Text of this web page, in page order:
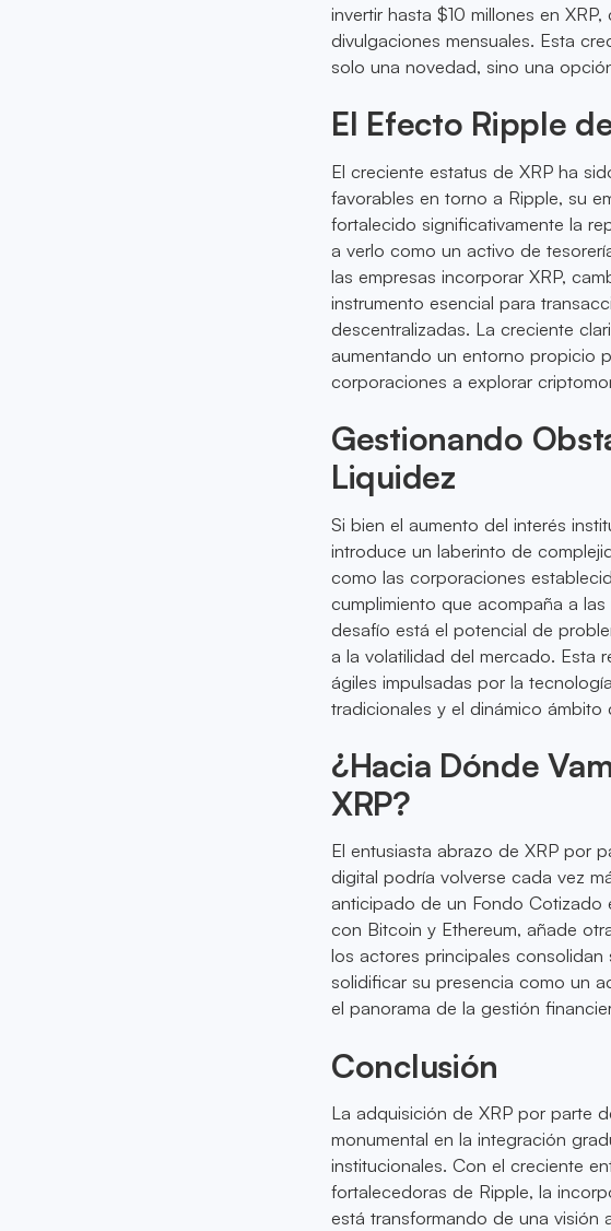
invertir hasta $10 millones en
divulgaciones mensuales. Esta
solo una novedad, sino una
El Efecto Ripple
El creciente estatus de XRP ha
favorables en torno a Ripple, su
fortalecido significativamente la
a verlo como un activo de
las empresas incorporar XRP,
instrumento esencial para
descentralizadas. La creciente
aumentando un entorno propicio
corporaciones a explorar
Gestionando
Liquidez
Si bien el aumento del interés
introduce un laberinto de
como las corporaciones
cumplimiento que acompaña a
desafío está el potencial de
a la volatilidad del mercado. Esta
ágiles impulsadas por la
tradicionales y el dinámico ámbito
¿Hacia Dónde
XRP?
El entusiasta abrazo de XRP por
digital podría volverse cada vez
anticipado de un Fondo Cotizado
con Bitcoin y Ethereum, añade
los actores principales
solidificar su presencia como un
el panorama de la gestión
Conclusión
La adquisición de XRP por parte
monumental en la integración
institucionales. Con el creciente
fortalecedoras de Ripple, la
está transformando de una visión